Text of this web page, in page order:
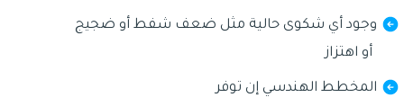
وجود أي شكوى حالية مثل ضعف شفط أو ضجيج
أو اهتزاز
المخطط الهندسي إن توفر